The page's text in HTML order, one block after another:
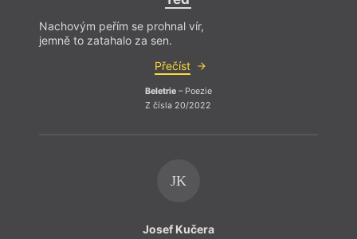
Nachovým peřím se prohnal vír,
jemně to zatahalo za sen.
Přečíst
Beletrie– Poezie
Z čísla 20/2022
JK
Josef Kučera